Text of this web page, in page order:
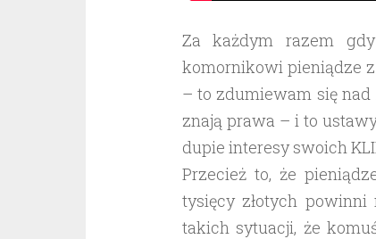
Za każdym razem
komornikowi pieniądze
– to zdumiewam się
znają prawa – i to
dupie interesy swoich
Przecież to, że
tysięcy złotych
takich sytuacji, że